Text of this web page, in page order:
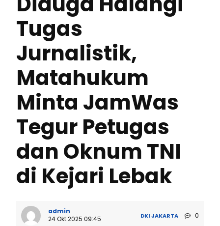
Tugas
Jurnalistik,
Matahukum
Minta JamWas
Tegur Petugas
dan Oknum TNI
di Kejari Lebak
admin
24 Okt 2025 09:45
DKI JAKARTA 0